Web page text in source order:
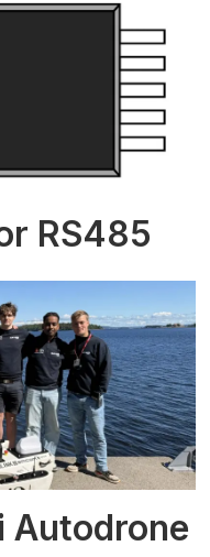
RS485
Autodrone